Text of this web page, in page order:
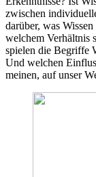
zwischen
darüber, was
welchem Verhältnis
spielen die Begriffe
Und welchen
meinen, auf unser